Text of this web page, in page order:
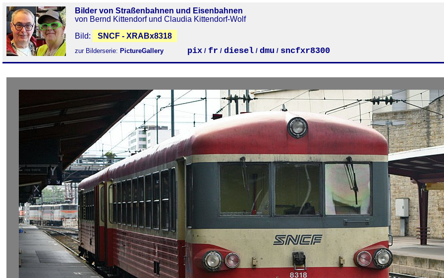
Bilder von Straßenbahnen und Eisenbahnen
von Bernd Kittendorf und Claudia Kittendorf-Wolf
Bild:
SNCF - XRABx8318
zur Bilderserie: PictureGallery pix / fr / diesel / dmu / sncfxr8300